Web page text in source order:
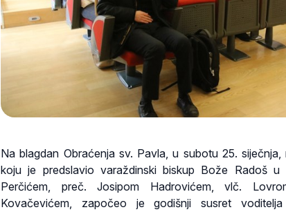
Na blagdan Obraćenja sv. Pavla, u subotu 25.
koju je predslavio varaždinski biskup Bože Radoš
Perčićem, preč. Josipom Hadrovićem, vlč.
Kovačevićem, započeo je godišnji susret